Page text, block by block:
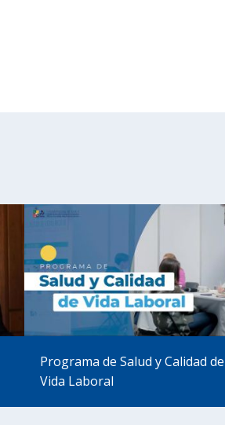
Programa de Salud y Calidad de
Vida Laboral